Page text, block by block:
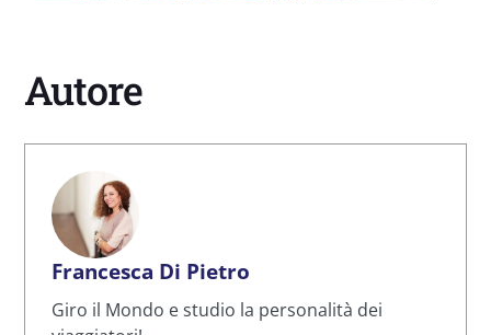
Autore
Francesca Di Pietro
Giro il Mondo e studio la personalità dei